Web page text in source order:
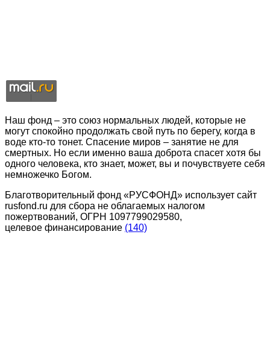
Наш фонд – это союз нормальных людей, которые не
могут спокойно продолжать свой путь по берегу, когда в
воде кто-то тонет. Спасение миров – занятие не для
смертных. Но если именно ваша доброта спасет хотя бы
одного человека, кто знает, может, вы и почувствуете себя
немножечко Богом.
Благотворительный фонд «РУСФОНД» использует сайт
rusfond.ru для сбора не облагаемых налогом
пожертвований, ОГРН 1097799029580,
целевое финансирование (140)